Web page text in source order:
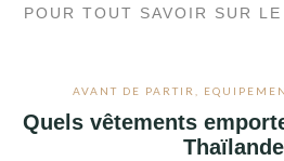
POUR TOUT SAVOIR SUR
AVANT DE PARTIR
Quels vêtements
DOSSIERS
BLOG